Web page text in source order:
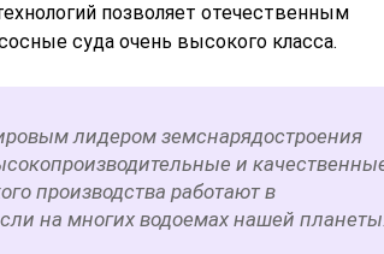
позволяет отечественным
суда очень высокого класса.
лидером земснарядостроения
и
производства работают в
на многих водоемах нашей